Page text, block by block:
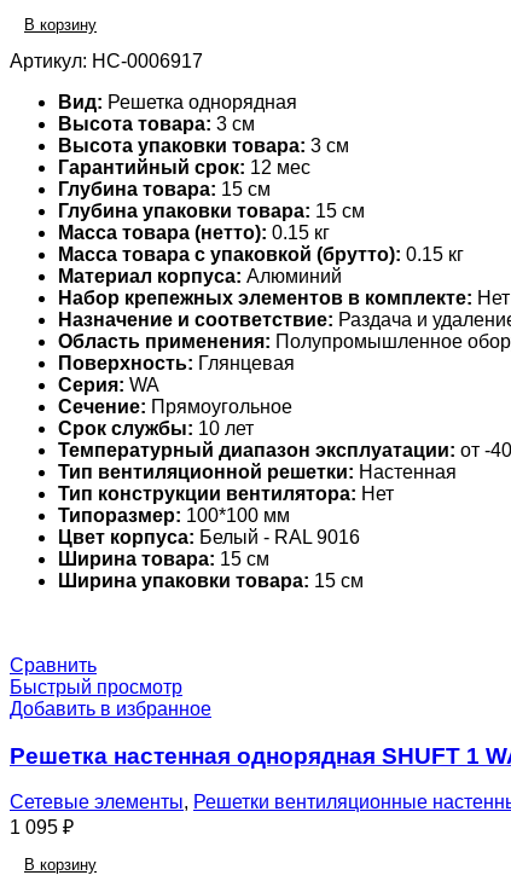
В корзину
Артикул: НС-0006917
Вид: Решетка однорядная
Высота товара: 3 см
Высота упаковки товара: 3 см
Гарантийный срок: 12 мес
Глубина товара: 15 см
Глубина упаковки товара: 15 см
Масса товара (нетто): 0.15 кг
Масса товара с упаковкой (брутто): 0.15 кг
Материал корпуса: Алюминий
Набор крепежных элементов в комплекте: Нет
Назначение и соответствие: Раздача и
Область применения: Полупромышленное
Поверхность: Глянцевая
Серия: WA
Сечение: Прямоугольное
Срок службы: 10 лет
Температурный диапазон эксплуатации: от -
Тип вентиляционной решетки: Настенная
Тип конструкции вентилятора: Нет
Типоразмер: 100*100 мм
Цвет корпуса: Белый - RAL 9016
Ширина товара: 15 см
Ширина упаковки товара: 15 см
Сравнить
Быстрый просмотр
Добавить в избранное
Решетка настенная однорядная SHUFT 1
Сетевые элементы, Решетки вентиляционные
1 095 ₽
В корзину